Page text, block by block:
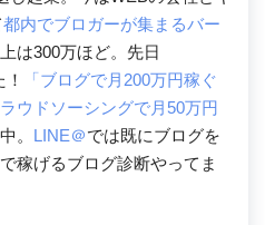
都内でブロガーが集まるバー
は300万ほど。先日
「ブログで月200万円稼ぐ
ラウドソーシングで月50万円
。 LINE＠では既にブログを
稼げるブログ診断やってま